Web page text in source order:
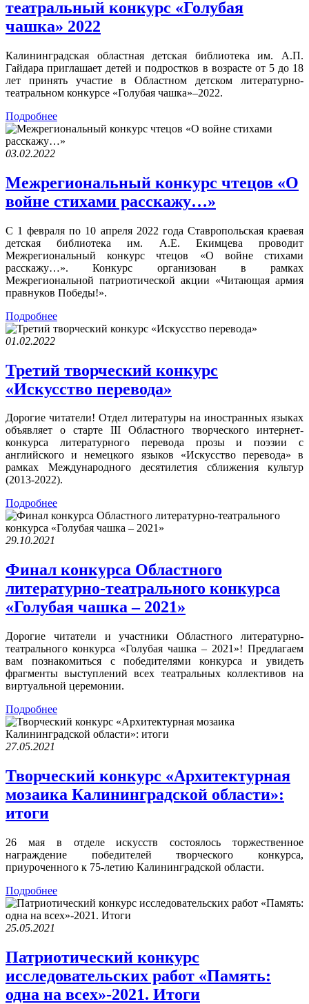
театральный конкурс «Голубая
чашка» 2022
Калининградская областная детская библиотека им. А.П.
Гайдара приглашает детей и подростков в возрасте от 5 до 18
лет принять участие в Областном детском литературно-
театральном конкурсе «Голубая чашка»–2022.
Подробнее
03.02.2022
Межрегиональный конкурс чтецов «О
войне стихами расскажу…»
С 1 февраля по 10 апреля 2022 года Ставропольская краевая
детская библиотека им. А.Е. Екимцева проводит
Межрегиональный конкурс чтецов «О войне стихами
расскажу…». Конкурс организован в рамках
Межрегиональной патриотической акции «Читающая армия
правнуков Победы!».
Подробнее
01.02.2022
Третий творческий конкурс
«Искусство перевода»
Дорогие читатели! Отдел литературы на иностранных языках
объявляет о старте III Областного творческого интернет-
конкурса литературного перевода прозы и поэзии с
английского и немецкого языков «Искусство перевода» в
рамках Международного десятилетия сближения культур
(2013-2022).
Подробнее
29.10.2021
Финал конкурса Областного
литературно-театрального конкурса
«Голубая чашка – 2021»
Дорогие читатели и участники Областного литературно-
театрального конкурса «Голубая чашка – 2021»! Предлагаем
вам познакомиться с победителями конкурса и увидеть
фрагменты выступлений всех театральных коллективов на
виртуальной церемонии.
Подробнее
27.05.2021
Творческий конкурс «Архитектурная
мозаика Калининградской области»:
итоги
26 мая в отделе искусств состоялось торжественное
награждение победителей творческого конкурса,
приуроченного к 75-летию Калининградской области.
Подробнее
25.05.2021
Патриотический конкурс
исследовательских работ «Память:
одна на всех»-2021. Итоги